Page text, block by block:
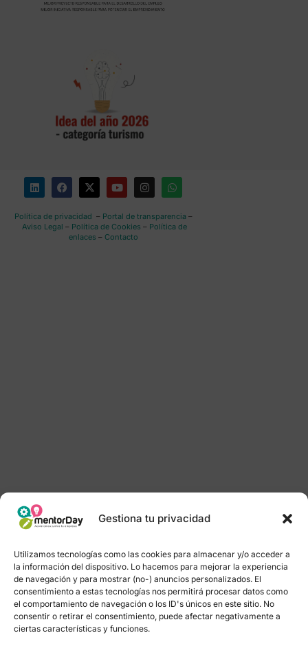
Gestiona tu privacidad
Utilizamos tecnologías como las cookies para almacenar y/o acceder a
la información del dispositivo. Lo hacemos para mejorar la experiencia
de navegación y para mostrar (no-) anuncios personalizados. El
consentimiento a estas tecnologías nos permitirá procesar datos como
el comportamiento de navegación o los ID's únicos en este sitio. No
consentir o retirar el consentimiento, puede afectar negativamente a
ciertas características y funciones.
Política de privacidad – Portal de transparencia–
Aviso Legal – Política de Cookies – Política de
enlaces – Contacto